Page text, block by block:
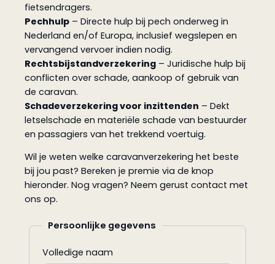
fietsendragers.
Pechhulp – Directe hulp bij pech onderweg in
Nederland en/of Europa, inclusief wegslepen en
vervangend vervoer indien nodig.
Rechtsbijstandverzekering – Juridische hulp bij
conflicten over schade, aankoop of gebruik van
de caravan.
Schadeverzekering voor inzittenden – Dekt
letselschade en materiële schade van bestuurder
en passagiers van het trekkend voertuig.
Wil je weten welke caravanverzekering het beste
bij jou past? Bereken je premie via de knop
hieronder. Nog vragen? Neem gerust contact met
ons op.
Persoonlijke gegevens
Volledige naam